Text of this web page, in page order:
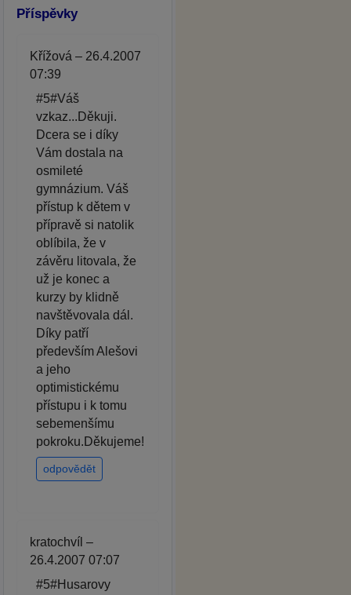
Příspěvky
Křížová – 26.4.2007
07:39
#5#Váš
vzkaz...Děkuji.
Dcera se i díky
Vám dostala na
osmileté
gymnázium. Váš
přístup k dětem v
přípravě si natolik
oblíbila, že v
závěru litovala, že
už je konec a
kurzy by klidně
navštěvovala dál.
Díky patří
především Alešovi
a jeho
optimistickému
přístupu i k tomu
sebemenšímu
pokroku.Děkujeme!
odpovědět
kratochvíl –
26.4.2007 07:07
#5#Husarovy